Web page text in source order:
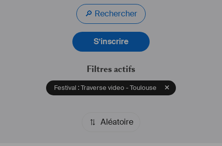
🔎 Rechercher
S’inscrire
Filtres actifs
Festival : Traverse video - Toulouse
Aléatoire
sont la communauté, notre rapport à la technologie et l’histoire.
Actuellement, elle travaille sur un nouveau court-métrage de fiction.
https://anniedeniel.com
monteuse#film#documentaire